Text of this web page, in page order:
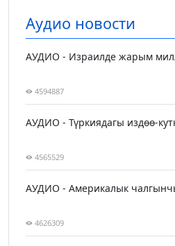
Аудио новости
АУДИО - Израилде жарым
4594887
АУДИО - Түркиядагы издөө-
4565529
АУДИО - Америкалык
4626309